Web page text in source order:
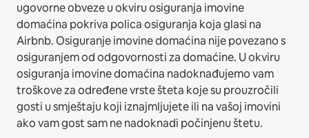
ugovorne obveze u okviru osiguranja imovine
domaćina pokriva polica osiguranja koja glasi na
Airbnb. Osiguranje imovine domaćina nije povezano s
osiguranjem od odgovornosti za domaćine. U okviru
osiguranja imovine domaćina nadoknađujemo vam
troškove za određene vrste šteta koje su prouzročili
gosti u smještaju koji iznajmljujete ili na vašoj imovini
ako vam gost sam ne nadoknadi počinjenu štetu.